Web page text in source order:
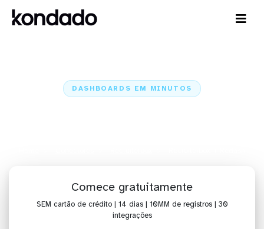
DASHBOARDS EM MINUTOS
Comece gratuitamente
SEM cartão de crédito | 14 dias | 10MM de registros | 30
integrações